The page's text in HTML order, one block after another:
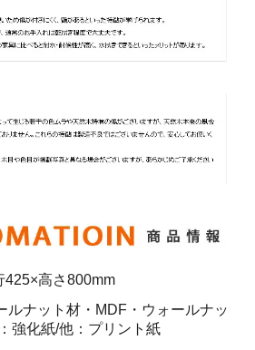
425×高さ800mm
ルナット材・MDF・ウォールナッ
強化紙/他：プリント紙